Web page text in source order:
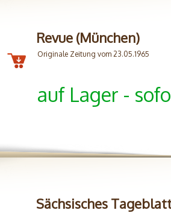
Revue (München)
Originale Zeitung vom 23.05.1965
auf Lager -
Sächsisches